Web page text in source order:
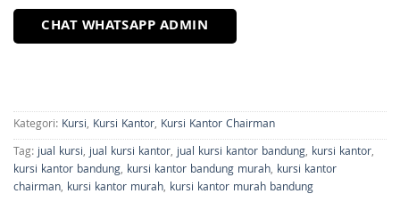
CHAT WHATSAPP ADMIN
Kategori: Kursi, Kursi Kantor, Kursi Kantor Chairman
Tag:jual kursi,jual kursi kantor,jual kursi kantor bandung, kursi kantor,
kursi kantor bandung, kursi kantor bandung murah, kursi kantor
chairman, kursi kantor murah, kursi kantor murah bandung